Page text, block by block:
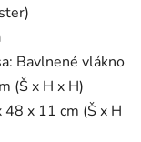
Bavlnené vlákno
(Š x H x H)
x 11 cm (Š x H